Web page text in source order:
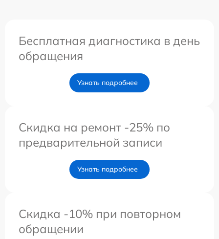
Бесплатная диагностика в день
обращения
Узнать подробнее
Скидка на ремонт -25% по
предварительной записи
Узнать подробнее
Скидка -10% при повторном
обращении